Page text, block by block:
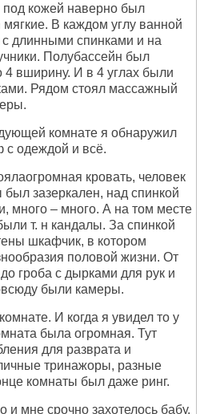
под кожей наверно был
В каждом углу ванной
длинными спинками и на
Полубассейн был
4 вширину. И в 4 углах были
Рядом стоял массажный
комнате я обнаружил
с одеждой и всё.
кровать, человек
зазеркален, над спинкой
много – много. А на том месте
т. н кандалы. За спинкой
шкафчик, в котором
половой жизни. От
гроба с дырками для рук и
были камеры.
И когда я увидел то у
была огромная. Тут
для разврата и
тринажоры, разные
комнаты был даже ринг.
и мне срочно захотелось бабу.